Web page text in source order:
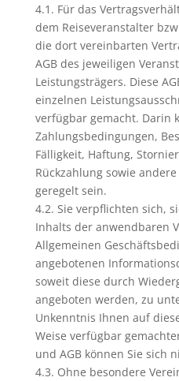
4.1. Für das
dem Reiseveranstalter
die dort vereinbarten
AGB des jeweiligen
Leistungsträgers. Diese
einzelnen
verfügbar gemacht. Darin
Zahlungsbedingungen,
Fälligkeit, Haftung,
Rückzahlung sowie
geregelt sein.
4.2. Sie verpflichten sich,
Inhalts der anwendbaren
Allgemeinen
angebotenen
soweit diese durch
angeboten werden, zu
Unkenntnis Ihnen auf
Weise verfügbar
und AGB können Sie sich
4.3. Ohne besondere